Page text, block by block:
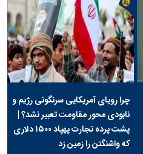
چرا رویای آمریکایی سرنگونی رژیم و
نابودی محور مقاومت تعبیر نشد؟ |
پشت پرده تجارت پهپاد‌ ۱۵۰۰ دلاری
که واشنگتن را زمین زد